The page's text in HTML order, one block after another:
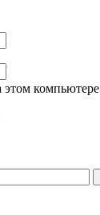
этом компьютере